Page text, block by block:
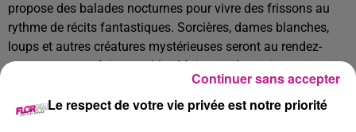
propose des balades nocturnes pour vivre des frissons au
rythme de récits fantastiques. Sorcières, dames blanches,
loups et autres créatures mystérieuses seront au rendez-
vous pour vous faire trembler. Mais pas de panique, ces
frissons sont adaptés à tous, dès 8 ans.
Pour se réchauffer après l’aventure, un repas chaud sera
Le respect de votre vie privée est notre priorité
Continuer sans accepter